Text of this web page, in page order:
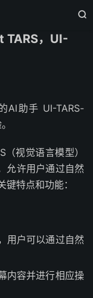

TARS，UI-
AI助手 UI-TARS-
视觉语言模型）
允许用户通过自然
特点和功能：
用户可以通过自然
内容并进行相应操